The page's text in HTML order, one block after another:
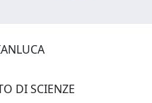
DI SCIENZE